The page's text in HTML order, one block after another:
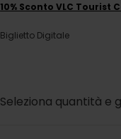
10% Sconto VLC Tourist
Biglietto Digitale
Seleziona quantità e